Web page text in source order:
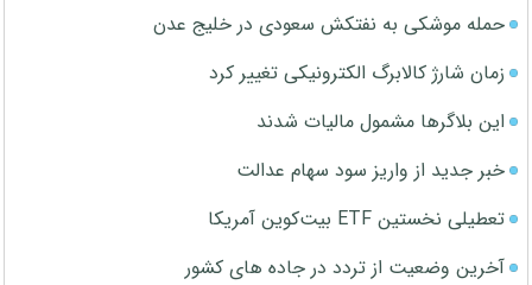
حمله موشکی به نفتکش سعودی در خلیج عدن
زمان شارژ کالابرگ الکترونیکی تغییر کرد
این بلاگرها مشمول مالیات شدند
خبر جدید از واریز سود سهام عدالت
تعطیلی نخستین ETF بیت‌کوین آمریکا
آخرین وضعیت از تردد در جاده های کشور